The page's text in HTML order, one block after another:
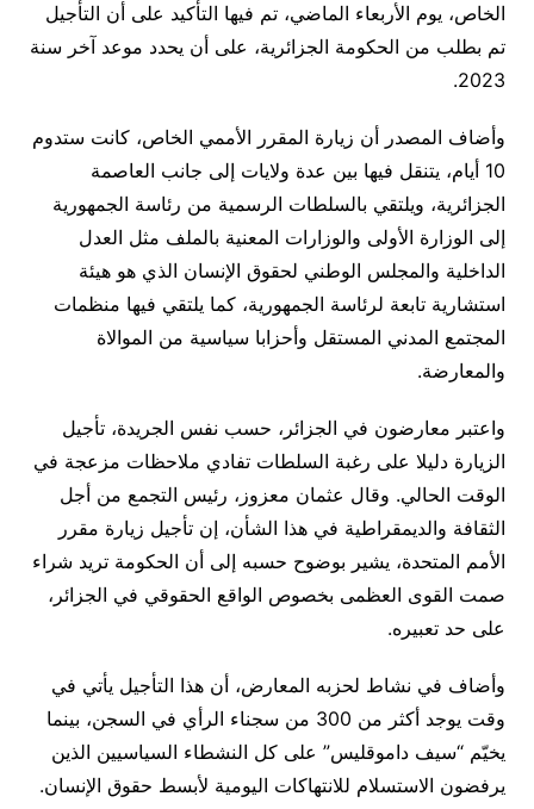
الخاص، يوم الأربعاء الماضي، تم فيها التأكيد على أن التأجيل
تم بطلب من الحكومة الجزائرية، على أن يحدد موعد آخر سنة
2023
.
وأضاف المصدر أن زيارة المقرر الأممي الخاص، كانت ستدوم
10 أيام، يتنقل فيها بين عدة ولايات إلى جانب العاصمة
الجزائرية، ويلتقي بالسلطات الرسمية من رئاسة الجمهورية
إلى الوزارة الأولى والوزارات المعنية بالملف مثل العدل
الداخلية والمجلس الوطني لحقوق الإنسان الذي هو هيئة
استشارية تابعة لرئاسة الجمهورية، كما يلتقي فيها منظمات
المجتمع المدني المستقل وأحزابا سياسية من الموالاة
والمعارضة.
واعتبر معارضون في الجزائر، حسب نفس الجريدة، تأجيل
الزيارة دليلا على رغبة السلطات تفادي ملاحظات مزعجة في
الوقت الحالي. وقال عثمان معزوز، رئيس التجمع من أجل
الثقافة والديمقراطية في هذا الشأن، إن تأجيل زيارة مقرر
الأمم المتحدة، يشير بوضوح حسبه إلى أن الحكومة تريد شراء
صمت القوى العظمى بخصوص الواقع الحقوقي في الجزائر،
على حد تعبيره.
وأضاف في نشاط لحزبه المعارض، أن هذا التأجيل يأتي في
وقت يوجد أكثر من 300 من سجناء الرأي في السجن، بينما
يخيّم “سيف داموقليس” على كل النشطاء السياسيين الذين
يرفضون الاستسلام للانتهاكات اليومية لأبسط حقوق الإنسان.